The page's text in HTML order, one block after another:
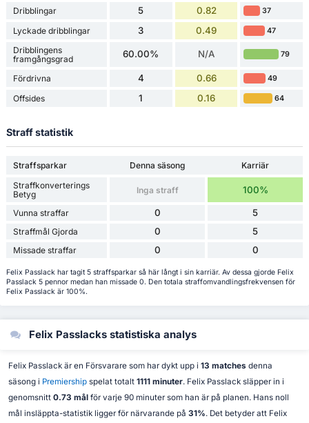
Dribblingar 5 0.82 37
Lyckade dribblingar 3 0.49 47
Dribblingens
framgångsgrad
60.00% N/A 79
Fördrivna 4 0.66 49
Offsides 1 0.16 64
Straff statistik
Straffsparkar Denna säsong
Karriär
Straffkonverterings
Betyg
Inga straff 100%
Vunna straffar 0 5
Straffmål Gjorda 0 5
Missade straffar 0 0
Felix Passlack har tagit 5 straffsparkar så här långt i sin karriär. Av dessa gjorde Felix
Passlack 5 pennor medan han missade 0. Den totala straffomvandlingsfrekvensen för
Felix Passlack är 100%.
Felix Passlacks statistiska analys
Felix Passlack är en Försvarare som har dykt upp i 13 matches denna
säsong i Premiershipspelat totalt 1111 minuter. Felix Passlack släpper in i
genomsnitt 0.73 mål för varje 90 minuter som han är på planen. Hans noll
mål insläppta-statistik ligger för närvarande på 31%. Det betyder att Felix